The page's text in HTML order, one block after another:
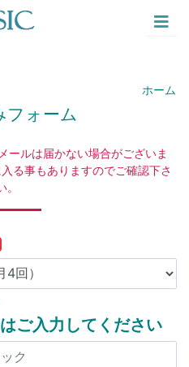
ホーム
フォーム
ルは届かない場合がございま
る事もありますのでご確認下さ
。
ご入力してください